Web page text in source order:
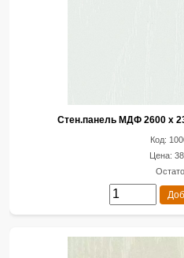
Стен.панель МДФ 2600 х
Код:
Цена: